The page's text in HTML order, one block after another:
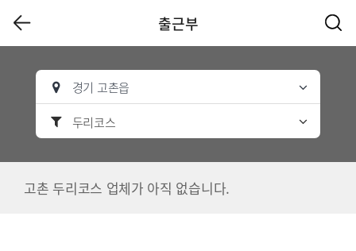
출근부
경기 고촌읍
두리코스
고촌 두리코스 업체가 아직 없습니다.